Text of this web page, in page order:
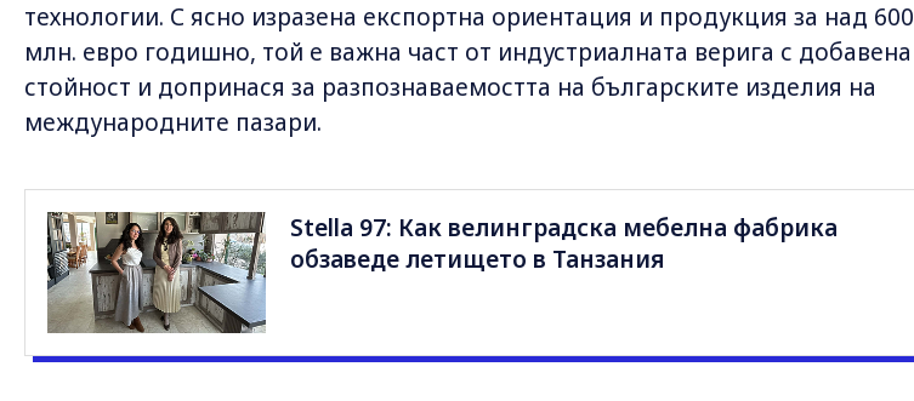
технологии. С ясно изразена експортна ориентация и продукция за над 600
млн. евро годишно, той е важна част от индустриалната верига с добавена
стойност и допринася за разпознаваемостта на българските изделия на
международните пазари.
Stella 97: Как велинградска мебелна фабрика
обзаведе летището в Танзания